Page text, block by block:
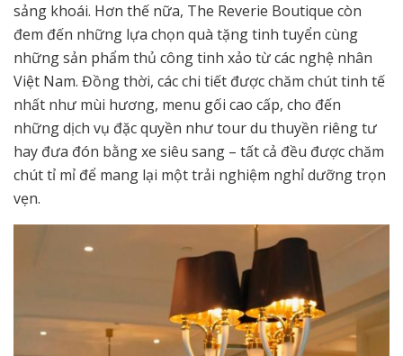
sảng khoái. Hơn thế nữa, The Reverie Boutique còn
đem đến những lựa chọn quà tặng tinh tuyển cùng
những sản phẩm thủ công tinh xảo từ các nghệ nhân
Việt Nam. Đồng thời, các chi tiết được chăm chút tinh tế
nhất như mùi hương, menu gối cao cấp, cho đến
những dịch vụ đặc quyền như tour du thuyền riêng tư
hay đưa đón bằng xe siêu sang – tất cả đều được chăm
chút tỉ mỉ để mang lại một trải nghiệm nghỉ dưỡng trọn
vẹn.